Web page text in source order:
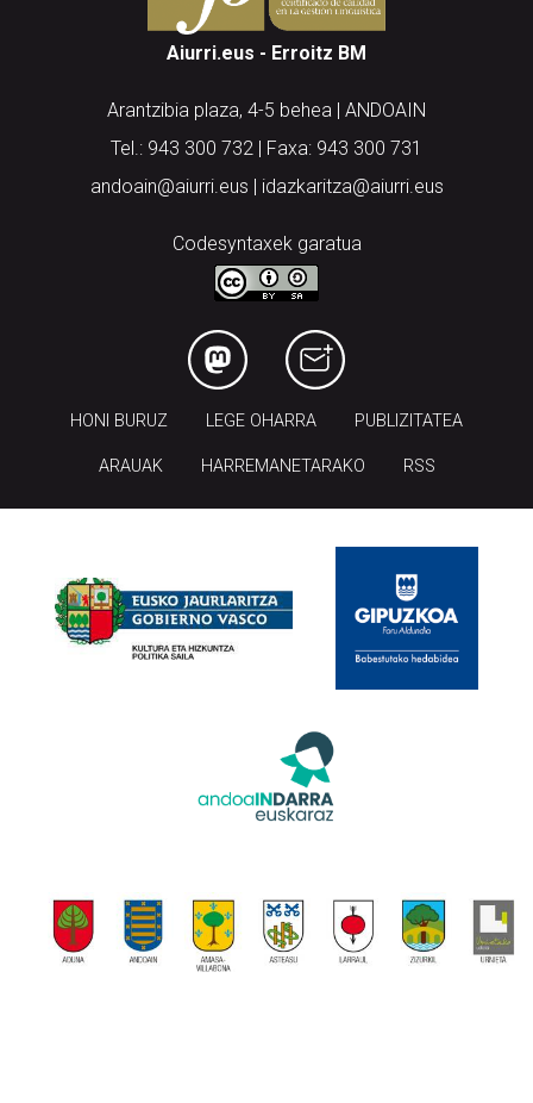
Aiurri.eus - Erroitz BM
Arantzibia plaza, 4-5 behea | ANDOAIN
Tel.: 943 300 732 | Faxa: 943 300 731
andoain@aiurri.eus | idazkaritza@aiurri.eus
Codesyntaxek garatua
HONI BURUZ LEGE OHARRA PUBLIZITATEA
ARAUAK HARREMANETARAKO RSS